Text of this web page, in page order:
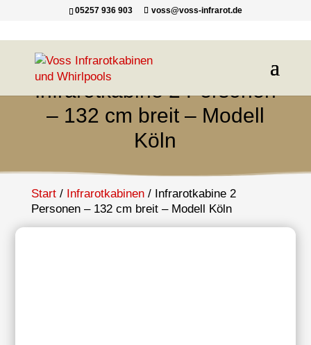
05257 936 903 voss@voss-infrarot.de
Infrarotkabine 2 Personen
– 132 cm breit – Modell
Köln
Start/ Infrarotkabinen/ Infrarotkabine 2
Personen – 132 cm breit – Modell Köln